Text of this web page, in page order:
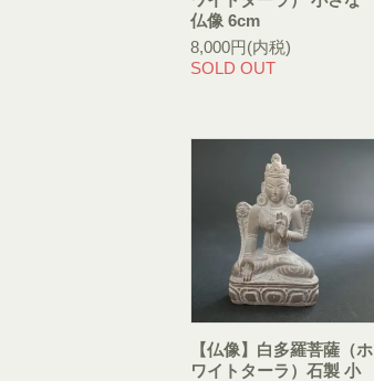
仏像 6cm
8,000円(内税)
SOLD OUT
【仏像】白多羅菩薩（ホ
ワイトターラ）石製 小